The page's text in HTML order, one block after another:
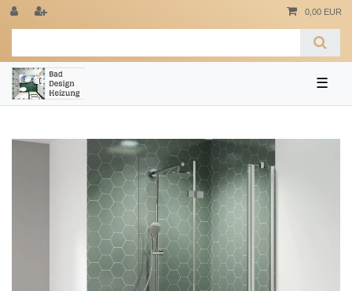
0,00 EUR
☰